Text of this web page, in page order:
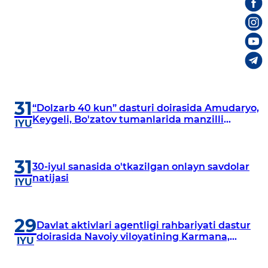
31
IYU
“Dolzarb 40 kun” dasturi doirasida Amudaryo,
Keygeli, Bo'zatov tumanlarida manzilli
31
IYU
30-iyul sanasida o'tkazilgan onlayn savdolar
natijasi
29
IYU
Davlat aktivlari agentligi rahbariyati dastur
doirasida Navoiy viloyatining Karmana,